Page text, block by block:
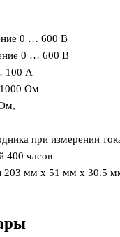
0 … 600 В
0 … 600 В
100 А
Ом
при измерении
400 часов
203 мм х 51 мм х 30.5